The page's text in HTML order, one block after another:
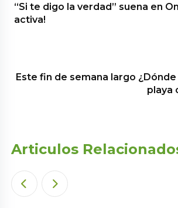
“Si te digo la verdad” suena en
activa!
Este fin de semana largo
playa
Articulos